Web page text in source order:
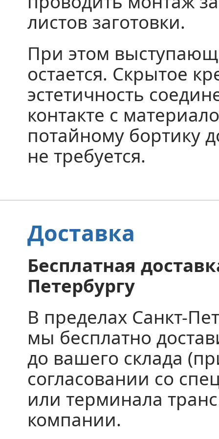
листов заготовки.
При этом
остается. Скрытое
эстетичность
контакте с
потайному бортику
не требуется.
Доставка
Бесплатная
Петербургу
В пределах Санкт-
мы бесплатно
до вашего склада
согласовании со
или терминала
компании.